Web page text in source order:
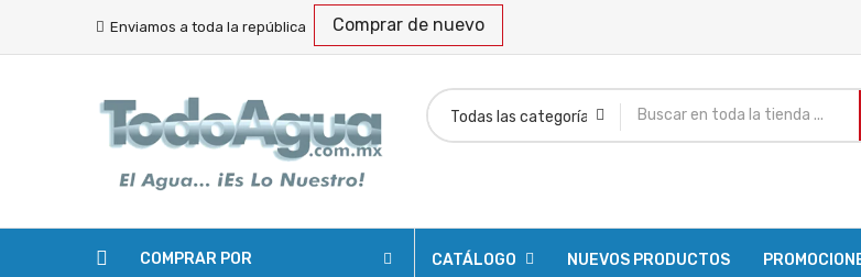
Enviamos a toda la república Comprar de nuevo
COMPRAR POR CATÁLOGO NUEVOS PRODUCTOS